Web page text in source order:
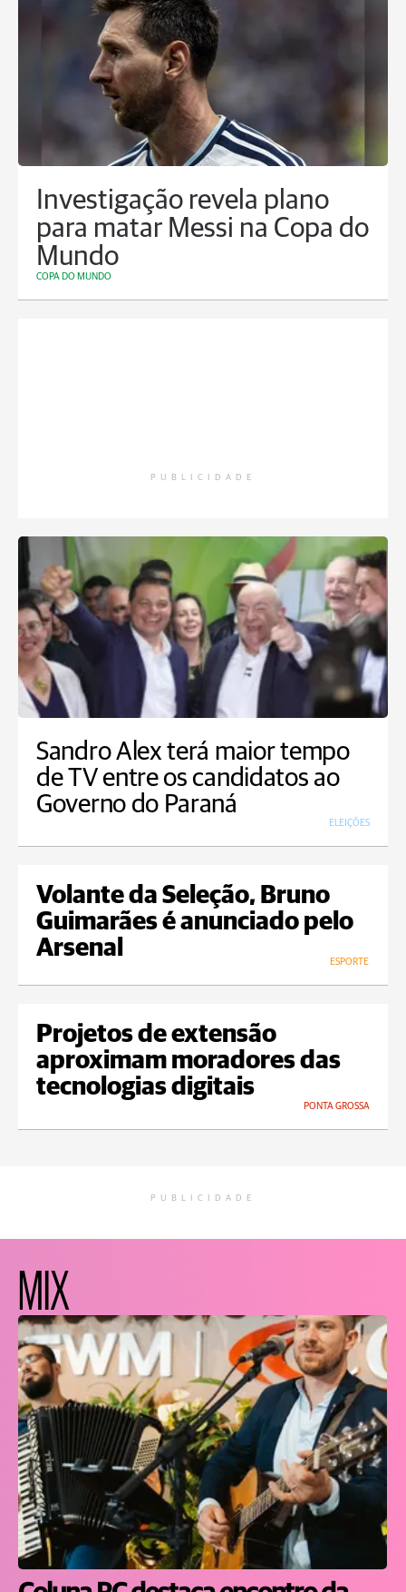
Investigação revela plano
para matar Messi na Copa do
Mundo
COPA DO MUNDO
PUBLICIDADE
Sandro Alex terá maior tempo
de TV entre os candidatos ao
Governo do Paraná
ELEIÇÕES
Volante da Seleção, Bruno
Guimarães é anunciado pelo
Arsenal
ESPORTE
Projetos de extensão
aproximam moradores das
tecnologias digitais
PONTA GROSSA
PUBLICIDADE
MIX